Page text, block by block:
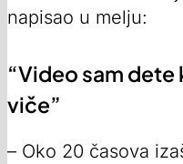
napisao u melju:
“Video sam dete
viče”
– Oko 20 časova